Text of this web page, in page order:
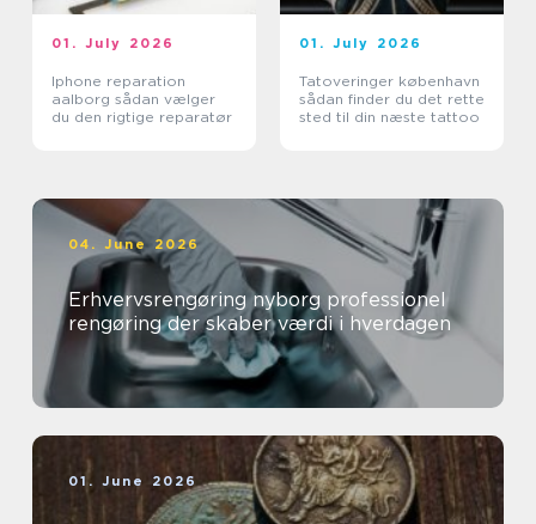
01. July 2026
Iphone reparation
aalborg sådan vælger
du den rigtige reparatør
01. July 2026
Tatoveringer københavn
sådan finder du det rette
sted til din næste tattoo
04. June 2026
Erhvervsrengøring nyborg professionel
rengøring der skaber værdi i hverdagen
01. June 2026